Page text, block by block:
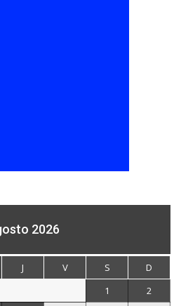
2026
J V S
D
1
2